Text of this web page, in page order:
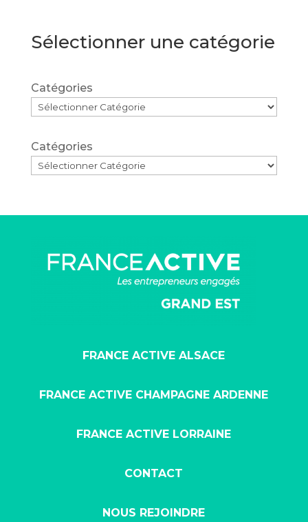
Sélectionner une catégorie
Catégories
Catégories
FRANCE ACTIVE ALSACE
FRANCE ACTIVE CHAMPAGNE ARDENNE
FRANCE ACTIVE LORRAINE
CONTACT
NOUS REJOINDRE